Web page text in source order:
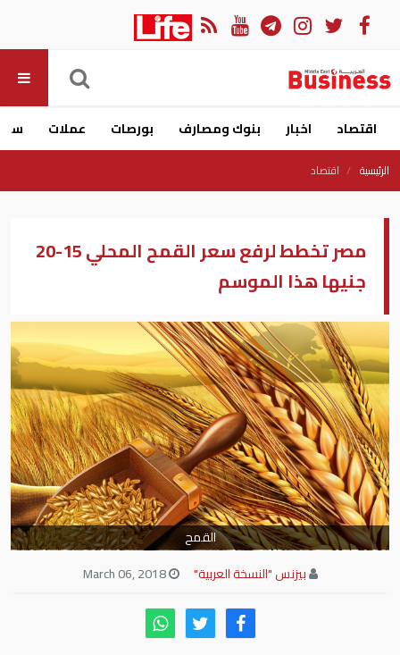
اقتصاد اخبار بنوك ومصارف بورصات عملات
الرئيسية اقتصاد
مصر تخطط لرفع سعر القمح المحلي 15-20
جنيها هذا الموسم
القمح
بيزنس "النسخة العربية"
March 06, 2018